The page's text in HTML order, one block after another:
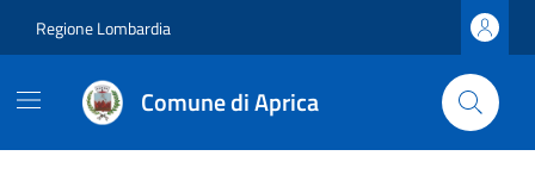
Regione Lombardia
Comune di Aprica